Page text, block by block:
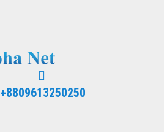
+8809613250250